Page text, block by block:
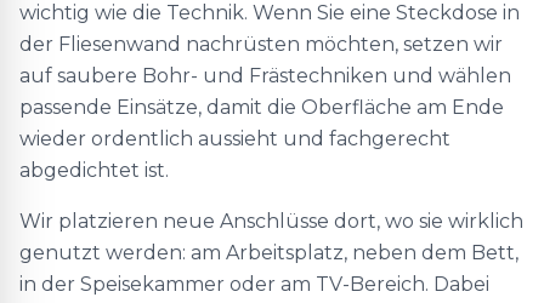
wichtig wie die Technik. Wenn Sie eine Steckdose in
der Fliesenwand nachrüsten möchten, setzen wir
auf saubere Bohr- und Frästechniken und wählen
passende Einsätze, damit die Oberfläche am Ende
wieder ordentlich aussieht und fachgerecht
abgedichtet ist.
Wir platzieren neue Anschlüsse dort, wo sie wirklich
genutzt werden: am Arbeitsplatz, neben dem Bett,
in der Speisekammer oder am TV-Bereich. Dabei